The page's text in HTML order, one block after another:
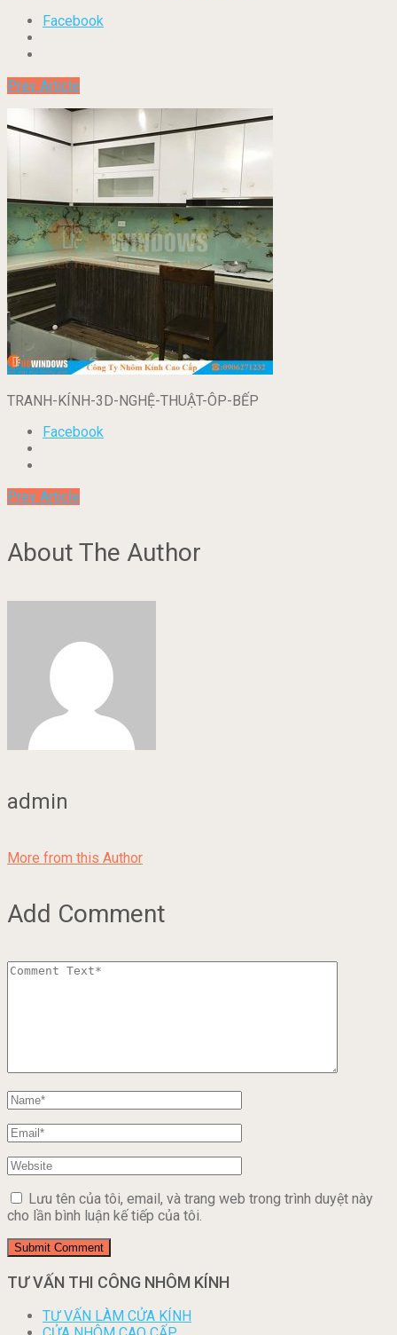
Facebook
Prev Article
TRANH-KÍNH-3D-NGHỆ-THUẬT-ÔP-BẾP
Facebook
Prev Article
About The Author
admin
More from this Author
Add Comment
Lưu tên của tôi, email, và trang web trong trình duyệt này
cho lần bình luận kế tiếp của tôi.
TƯ VẤN THI CÔNG NHÔM KÍNH
TƯ VẤN LÀM CỬA KÍNH